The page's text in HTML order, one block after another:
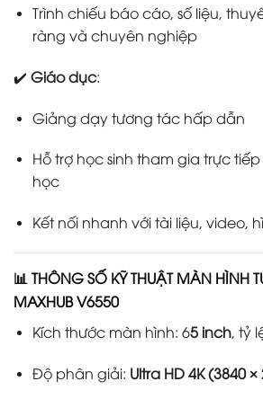
Trình chiếu báo cáo, số liệu,
ràng và chuyên nghiệp
✔️ Giáo dục:
Giảng dạy tương tác hấp dẫn
Hỗ trợ học sinh tham gia trực
học
Kết nối nhanh với tài liệu, video,
📊 THÔNG SỐ KỸ THUẬT MÀN HÌNH
MAXHUB V6550
Kích thước màn hình: 65 inch, tỷ
Độ phân giải: Ultra HD 4K (3840 ×